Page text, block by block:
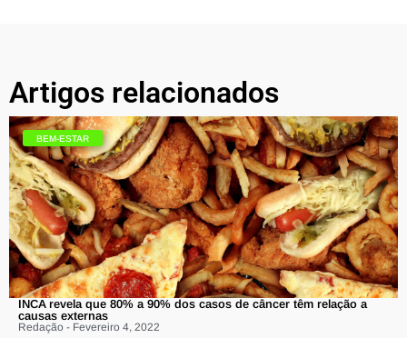
Artigos relacionados
BEM-ESTAR
INCA revela que 80% a 90% dos casos de câncer têm relação a
causas externas
Redação - Fevereiro 4, 2022